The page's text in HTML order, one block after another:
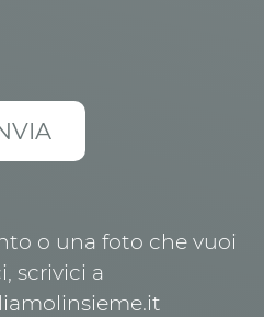
o una foto che vuoi
scrivici a